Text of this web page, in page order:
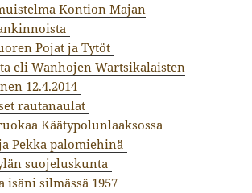
Kontion Majan
Pojat ja Tytöt
eli Wanhojen Wartsikalaisten
12.4.2014
rautanaulat
Käätypolunlaaksossa
Pekka palomiehinä
suojeluskunta
isäni silmässä 1957